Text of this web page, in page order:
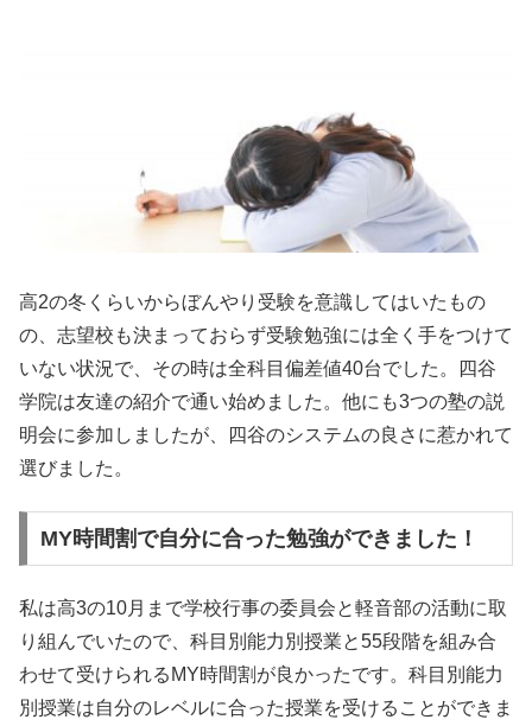
高2の冬くらいからぼんやり受験を意識してはいたもの
の、志望校も決まっておらず受験勉強には全く手をつけて
いない状況で、その時は全科目偏差値40台でした。四谷
学院は友達の紹介で通い始めました。他にも3つの塾の説
明会に参加しましたが、四谷のシステムの良さに惹かれて
選びました。
MY時間割で自分に合った勉強ができました！
私は高3の10月まで学校行事の委員会と軽音部の活動に取
り組んでいたので、科目別能力別授業と55段階を組み合
わせて受けられるMY時間割が良かったです。科目別能力
別授業は自分のレベルに合った授業を受けることができま